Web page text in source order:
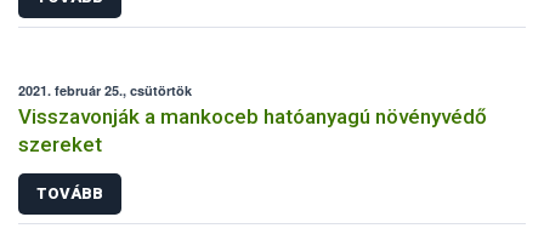
2021. február 25., csütörtök
Visszavonják a mankoceb hatóanyagú növényvédő
szereket
TOVÁBB